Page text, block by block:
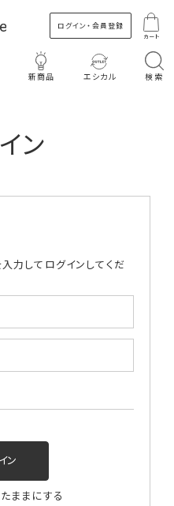
ログイン・会員登録
カート
新商品 エシカル 検索
ン
力してログインしてくだ
ままにする